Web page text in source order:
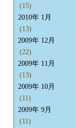
(15)
2010年 1月
(13)
2009年 12月
(22)
2009年 11月
(13)
2009年 10月
(11)
2009年 9月
(11)